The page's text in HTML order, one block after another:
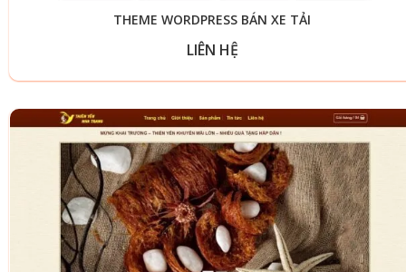
THEME WORDPRESS BÁN XE TẢI
LIÊN HỆ